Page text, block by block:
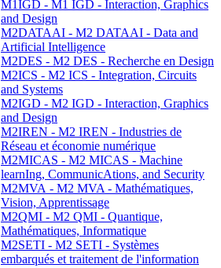
M1IGD - M1 IGD - Interaction, Graphics
and Design
M2DATAAI - M2 DATAAI - Data and
Artificial Intelligence
M2DES - M2 DES - Recherche en Design
M2ICS - M2 ICS - Integration, Circuits
and Systems
M2IGD - M2 IGD - Interaction, Graphics
and Design
M2IREN - M2 IREN - Industries de
Réseau et économie numérique
M2MICAS - M2 MICAS - Machine
learnIng, CommunicAtions, and Security
M2MVA - M2 MVA - Mathématiques,
Vision, Apprentissage
M2QMI - M2 QMI - Quantique,
Mathématiques, Informatique
M2SETI - M2 SETI - Systèmes
embarqués et traitement de l'information